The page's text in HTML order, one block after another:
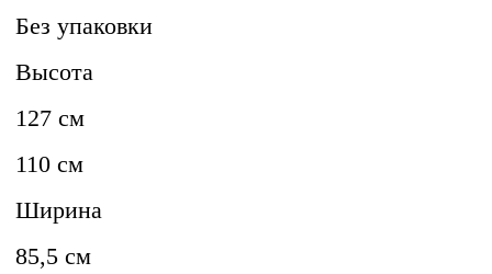
Без упаковки
Высота
127 см
110 см
Ширина
85,5 см